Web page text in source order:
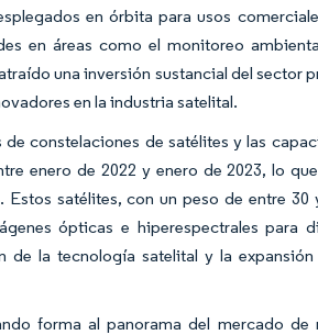
en órbita para usos
en áreas como el monitoreo
una inversión sustancial del sector
en la industria satelital.
constelaciones de satélites y las
enero de 2022 y enero de 2023, lo
satélites, con un peso de entre 30
ópticas e hiperespectrales para
la tecnología satelital y la
forma al panorama del mercado de